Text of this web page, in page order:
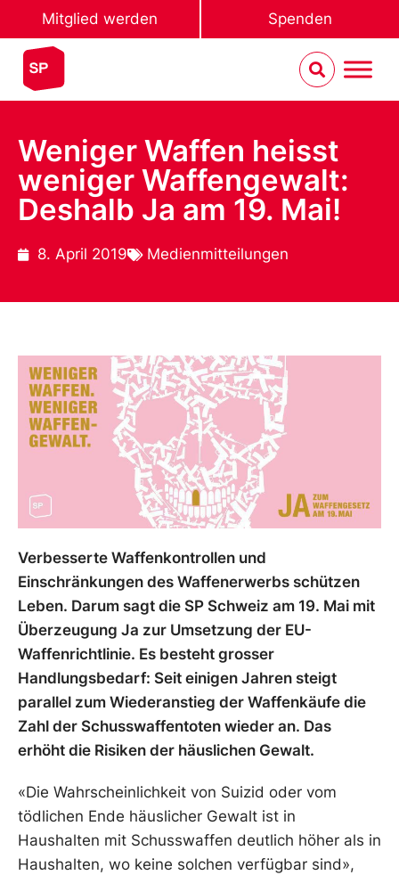
Mitglied werden Spenden
Weniger Waffen heisst
weniger Waffengewalt:
Deshalb Ja am 19. Mai!
8. April 2019 Medienmitteilungen
Verbesserte Waffenkontrollen und
Einschränkungen des Waffenerwerbs schützen
Leben. Darum sagt die SP Schweiz am 19. Mai mit
Überzeugung Ja zur Umsetzung der EU-
Waffenrichtlinie. Es besteht grosser
Handlungsbedarf: Seit einigen Jahren steigt
parallel zum Wiederanstieg der Waffenkäufe die
Zahl der Schusswaffentoten wieder an. Das
erhöht die Risiken der häuslichen Gewalt.
«Die Wahrscheinlichkeit von Suizid oder vom
tödlichen Ende häuslicher Gewalt ist in
Haushalten mit Schusswaffen deutlich höher als in
Haushalten, wo keine solchen verfügbar sind»,